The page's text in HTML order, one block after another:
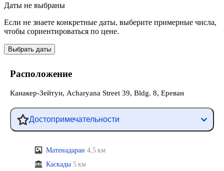
Даты не выбраны
Если не знаете конкретные даты, выберите примерные числа,
чтобы сориентироваться по цене.
Выбрать даты
Расположение
Канакер-Зейтун, Acharyana Street 39, Bldg. 8, Ереван
Достопримечательности
Матенадаран 4,5 км
Каскады 5 км